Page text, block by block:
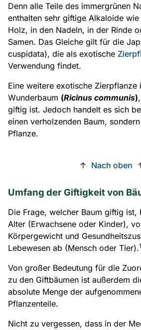
Denn alle Teile des immergrünen
enthalten sehr giftige Alkaloide
Holz, in den Nadeln, in der Rinde
Samen. Das Gleiche gilt für die
cuspidata), die als exotische
Verwendung findet.
Eine weitere exotische Zierpflanze
Wunderbaum (Ricinus communis)
giftig ist. Jedoch handelt es sich
einen verholzenden Baum,
Pflanze.
↑ Nach oben
Umfang der Giftigkeit von
Die Frage, welcher Baum giftig ist,
Alter (Erwachsene oder Kinder),
Körpergewicht und
Lebewesen ab (Mensch oder Tier).1
Von großer Bedeutung für die
zu den Giftbäumen ist außerdem
absolute Menge der
Pflanzenteile.
Nicht zu vergessen, dass in der